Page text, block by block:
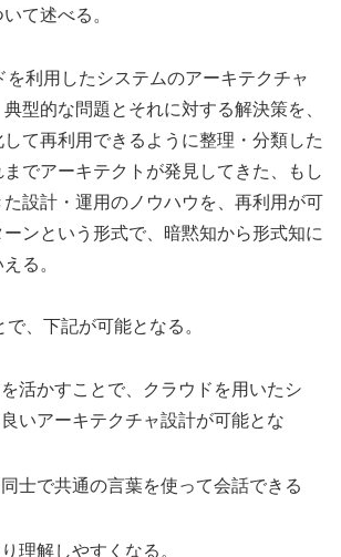
て述べる。
利用したシステムのアーキテクチャ
型的な問題とそれに対する解決策を、
て再利用できるように整理・分類した
でアーキテクトが発見してきた、もし
た設計・運用のノウハウを、再利用が可
ンという形式で、暗黙知から形式知に
る。
、下記が可能となる。
活かすことで、クラウドを用いたシ
いアーキテクチャ設計が可能とな
士で共通の言葉を使って会話できる
理解しやすくなる。